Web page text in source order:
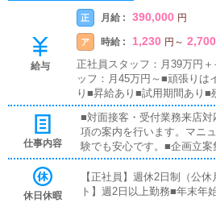
給与
正 月給 : 390,000 円
ア 時給 : 1,230 円 ～ 2,700
正社員スタッフ：月39万円
ッフ：月45万円～■頑張りは
り■昇給あり■試用期間あり■
勤交通費全額支給■ガソリン
希望者は社会保険加入可
仕事内容
■対面接客・受付業務来店
項の案内を行います。マニ
験でも安心です。■企画立案
加につながるイベントや運
キャスト管理写メ日記など
で、キャストが稼げるよう
休日休暇
【正社員】週休2日制（公
ト】週2日以上勤務■年末年